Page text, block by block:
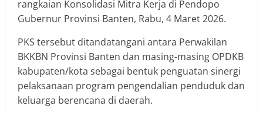
rangkaian Konsolidasi Mitra Kerja di Pendopo
Gubernur Provinsi Banten, Rabu, 4 Maret 2026.
PKS tersebut ditandatangani antara Perwakilan
BKKBN Provinsi Banten dan masing-masing OPDKB
kabupaten/kota sebagai bentuk penguatan sinergi
pelaksanaan program pengendalian penduduk dan
keluarga berencana di daerah.